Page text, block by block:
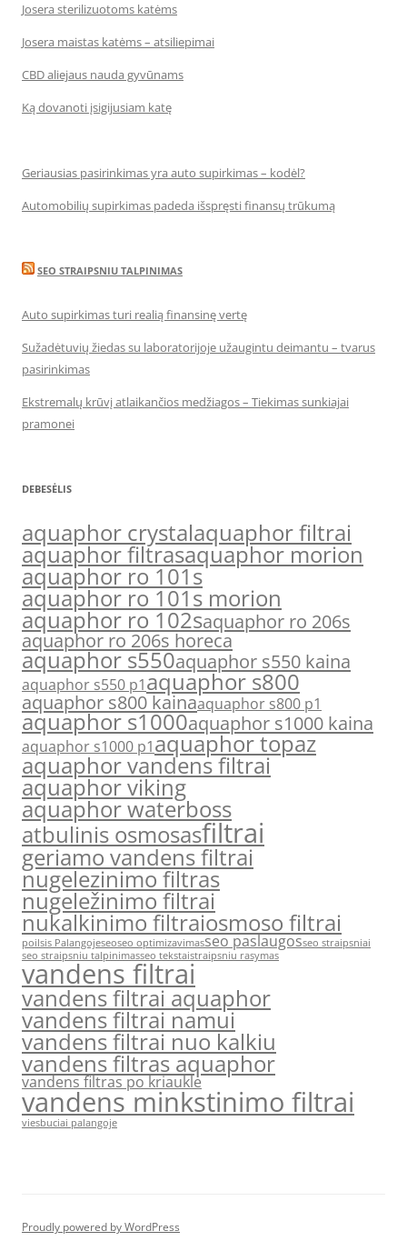
Josera sterilizuotoms katėms
Josera maistas katėms – atsiliepimai
CBD aliejaus nauda gyvūnams
Ką dovanoti įsigijusiam katę
Geriausias pasirinkimas yra auto supirkimas – kodėl?
Automobilių supirkimas padeda išspręsti finansų trūkumą
SEO STRAIPSNIU TALPINIMAS
Auto supirkimas turi realią finansinę vertę
Sužadėtuvių žiedas su laboratorijoje užaugintu deimantu – tvarus
pasirinkimas
Ekstremalų krūvį atlaikančios medžiagos – Tiekimas sunkiajai
pramonei
DEBESĖLIS
aquaphor crystalaquaphor filtrai
aquaphor filtrasaquaphor morion
aquaphor ro 101s
aquaphor ro 101s morion
aquaphor ro 102saquaphor ro 206s
aquaphor ro 206s horeca
aquaphor s550aquaphor s550 kaina
aquaphor s550 p1aquaphor s800
aquaphor s800 kainaaquaphor s800 p1
aquaphor s1000aquaphor s1000 kaina
aquaphor s1000 p1aquaphor topaz
aquaphor vandens filtrai
aquaphor viking
aquaphor waterboss
atbulinis osmosasfiltrai
geriamo vandens filtrai
nugelezinimo filtras
nugeležinimo filtrai
nukalkinimo filtraiosmoso filtrai
poilsis Palangojeseoseo optimizavimasseo paslaugosseo straipsniai
seo straipsniu talpinimasseo tekstaistraipsniu rasymas
vandens filtrai
vandens filtrai aquaphor
vandens filtrai namui
vandens filtrai nuo kalkiu
vandens filtras aquaphor
vandens filtras po kriaukle
vandens minkstinimo filtrai
viesbuciai palangoje
Proudly powered by WordPress